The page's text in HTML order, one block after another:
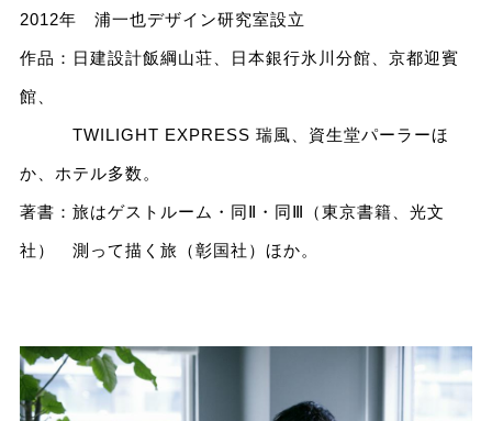
2012年 浦一也デザイン研究室設立
作品：日建設計飯綱山荘、日本銀行氷川分館、京都迎賓
館、
TWILIGHT EXPRESS 瑞風、資生堂パーラーほ
か、ホテル多数。
著書：旅はゲストルーム・同Ⅱ・同Ⅲ（東京書籍、光文
社） 測って描く旅（彰国社）ほか。